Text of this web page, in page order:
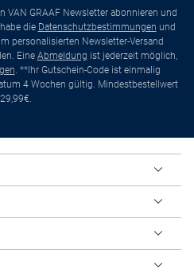
VAN GRAAF Newsletter abonnieren und
die Datenschutzbestimmungen und
personalisierten Newsletter-Versand
Eine Abmeldung ist jederzeit möglich,
. **Ihr Gutschein-Code ist einmalig
4 Wochen gültig. Mindestbestellwert
29,99€.